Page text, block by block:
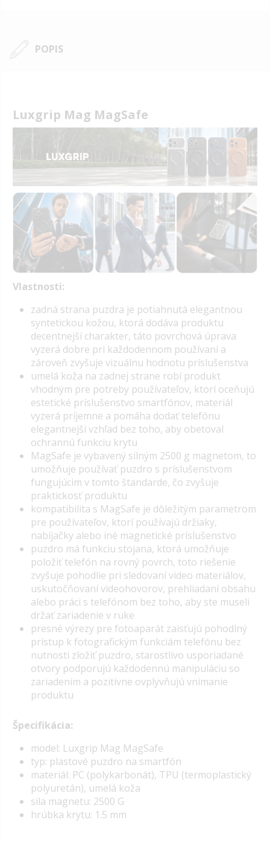
POPIS
Luxgrip Mag MagSafe
Vlastnosti:
zadná strana puzdra je potiahnutá elegantnou
syntetickou kožou, ktorá dodáva produktu
decentnejší charakter, táto povrchová úprava
vyzerá dobre pri každodennom používaní a
zároveň zvyšuje vizuálnu hodnotu príslušenstva
umelá koža na zadnej strane robí produkt
vhodným pre potreby používateľov, ktorí oceňujú
estetické príslušenstvo smartfónov, materiál
vyzerá príjemne a pomáha dodať telefónu
elegantnejší vzhľad bez toho, aby obetoval
ochrannú funkciu krytu
MagSafe je vybavený silným 2500 g magnetom, to
umožňuje používať puzdro s príslušenstvom
fungujúcim v tomto štandarde, čo zvyšuje
praktickosť produktu
kompatibilita s MagSafe je dôležitým parametrom
pre používateľov, ktorí používajú držiaky,
nabíjačky alebo iné magnetické príslušenstvo
puzdro má funkciu stojana, ktorá umožňuje
položiť telefón na rovný povrch, toto riešenie
zvyšuje pohodlie pri sledovaní video materiálov,
uskutočňovaní videohovorov, prehliadaní obsahu
alebo práci s telefónom bez toho, aby ste museli
držať zariadenie v ruke
presné výrezy pre fotoaparát zaisťujú pohodlný
prístup k fotografickým funkciám telefónu bez
nutnosti zložiť puzdro, starostlivo usporiadané
otvory podporujú každodennú manipuláciu so
zariadením a pozitívne ovplyvňujú vnímanie
produktu
Špecifikácia:
model: Luxgrip Mag MagSafe
typ: plastové puzdro na smartfón
materiál: PC (polykarbonát), TPU (termoplastický
polyuretán), umelá koža
sila magnetu: 2500 G
hrúbka krytu: 1.5 mm